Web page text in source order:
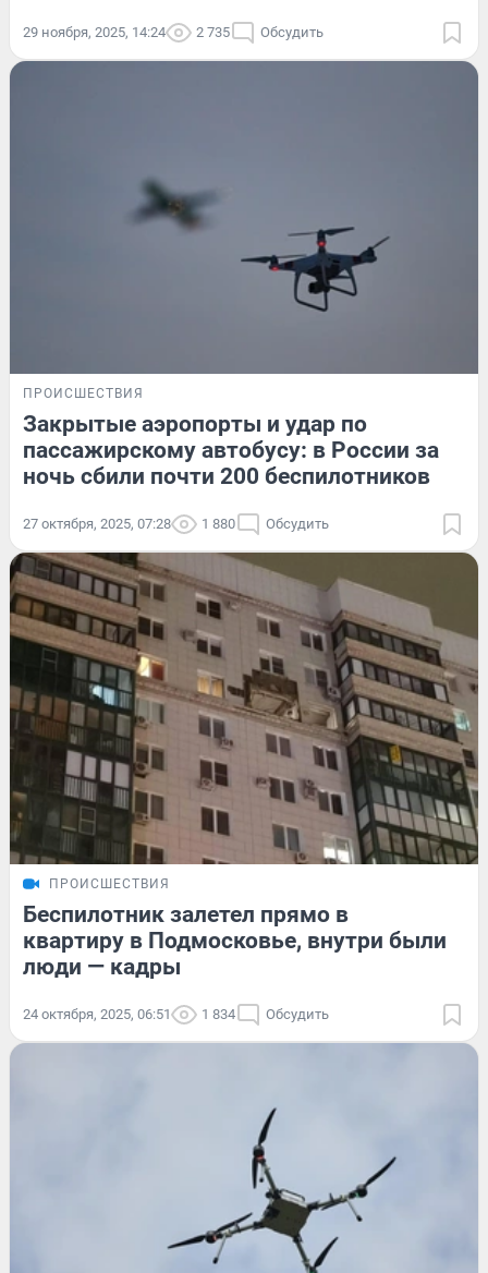
29 ноября, 2025, 14:24 2 735 Обсудить
ПРОИСШЕСТВИЯ
Закрытые аэропорты и удар по
пассажирскому автобусу: в России за
ночь сбили почти 200 беспилотников
27 октября, 2025, 07:28 1 880 Обсудить
ПРОИСШЕСТВИЯ
Беспилотник залетел прямо в
квартиру в Подмосковье, внутри были
люди — кадры
24 октября, 2025, 06:51 1 834 Обсудить